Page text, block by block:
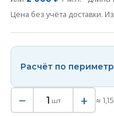
Цена без учёта доставки.
Расчёт по
− 1 шт + ≈ 1,15